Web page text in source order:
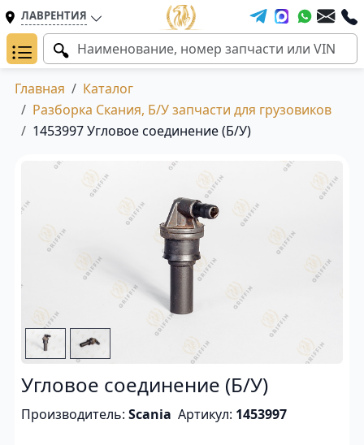
ЛАВРЕНТИЯ
Главная
Каталог
Разборка Скания, Б/У запчасти для грузовиков
1453997 Угловое соединение (Б/У)
Угловое соединение (Б/У)
Производитель: Scania Артикул: 1453997